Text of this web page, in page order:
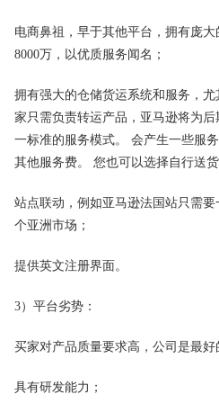
电商鼻祖，早于其他平台，拥有庞
8000万，以优质服务闻名；
拥有强大的仓储货运系统和服务，
家只需负责转运产品，亚马逊将为
一标准的服务模式。 会产生一些服
其他服务费。 您也可以选择自行送货
站点联动，例如亚马逊法国站只需
个亚洲市场；
提供英文注册界面。
3）平台劣势：
买家对产品质量要求高，公司是最好
具有研发能力；